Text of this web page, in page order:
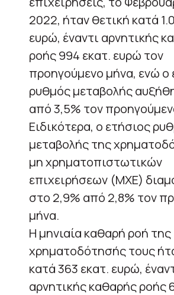
2022, ήταν θετική κατά
ευρώ, έναντι αρνητικής
ροής 994 εκατ. ευρώ τον
προηγούμενο μήνα, ενώ ο
ρυθμός μεταβολής
από 3,5% τον
Ειδικότερα, ο ετήσιος
μεταβολής της
μη χρηματοπιστωτικών
επιχειρήσεων (ΜΧΕ)
στο 2,9% από 2,8% τον
μήνα.
Η μηνιαία καθαρή ροή της
χρηματοδότησής τους
κατά 363 εκατ. ευρώ,
αρνητικής καθαρής ροής